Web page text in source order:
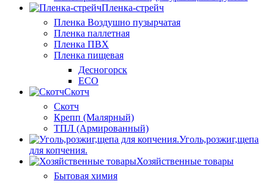
Пленка-стрейч
Пленка Воздушно пузырчатая
Пленка паллетная
Пленка ПВХ
Пленка пищевая
Десногорск
ECO
Скотч
Скотч
Крепп (Малярный)
ТПЛ (Армированный)
Уголь,розжиг,щепа
для копчения.
Хозяйственные товары
Бытовая химия